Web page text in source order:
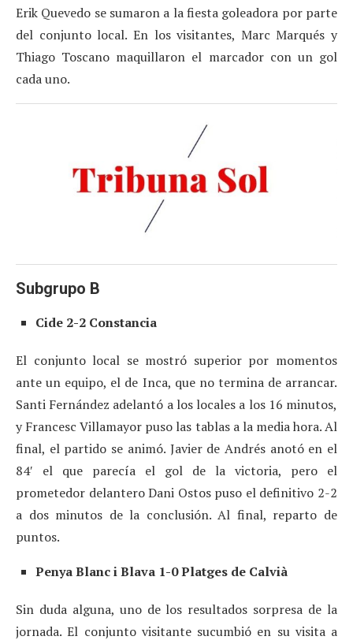
Erik Quevedo se sumaron a la fiesta goleadora por parte
del conjunto local. En los visitantes, Marc Marqués y
Thiago Toscano maquillaron el marcador con un gol
cada uno.
Subgrupo B
Cide 2-2 Constancia
El conjunto local se mostró superior por momentos
ante un equipo, el de Inca, que no termina de arrancar.
Santi Fernández adelantó a los locales a los 16 minutos,
y Francesc Villamayor puso las tablas a la media hora. Al
final, el partido se animó. Javier de Andrés anotó en el
84′ el que parecía el gol de la victoria, pero el
prometedor delantero Dani Ostos puso el definitivo 2-2
a dos minutos de la conclusión. Al final, reparto de
puntos.
Penya Blanc i Blava 1-0 Platges de Calvià
Sin duda alguna, uno de los resultados sorpresa de la
jornada. El conjunto visitante sucumbió en su visita a